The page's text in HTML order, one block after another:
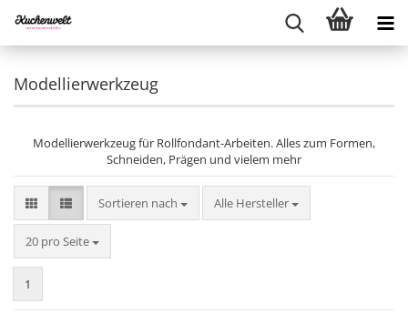
Modellierwerkzeug
Modellierwerkzeug für Rollfondant-Arbeiten. Alles zum Formen,
Schneiden, Prägen und vielem mehr
Sortieren nach
Sortieren nach Alle Hersteller
20 pro Seite
pro Seite
1